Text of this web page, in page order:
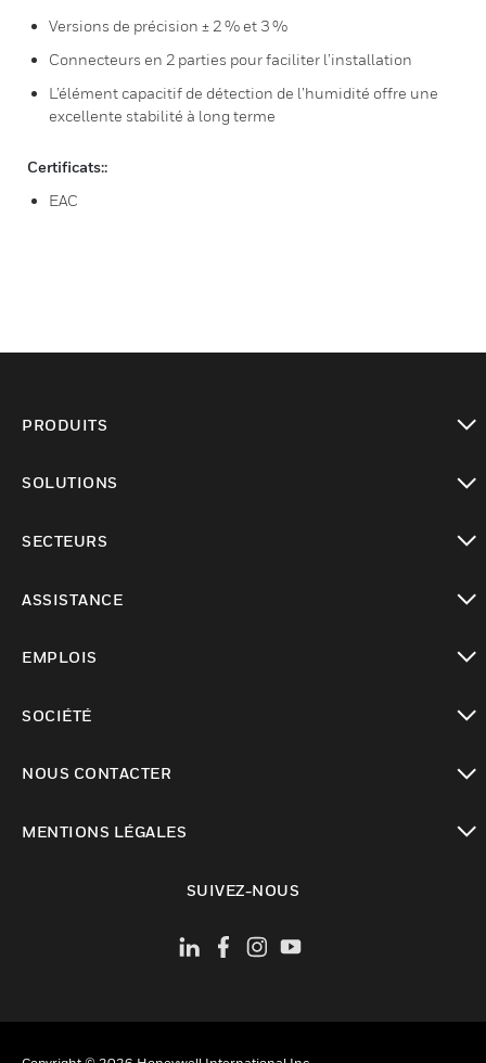
Versions de précision ± 2 % et 3 %
Connecteurs en 2 parties pour faciliter l’installation
L’élément capacitif de détection de l’humidité offre une
excellente stabilité à long terme
Certificats::
EAC
PRODUITS
SOLUTIONS
SECTEURS
ASSISTANCE
EMPLOIS
SOCIÉTÉ
NOUS CONTACTER
MENTIONS LÉGALES
SUIVEZ-NOUS